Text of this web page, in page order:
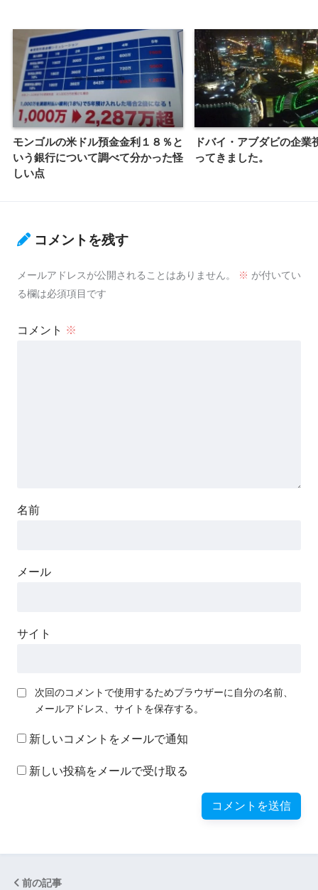
モンゴルの米ドル預金金利１８％と
いう銀行について調べて分かった怪
しい点
ドバイ・アブダビの企業
ってきました。
コメントを残す
メールアドレスが公開されることはありません。 ※ が付いてい
る欄は必須項目です
コメント ※
名前
メール
サイト
次回のコメントで使用するためブラウザーに自分の名前、
メールアドレス、サイトを保存する。
新しいコメントをメールで通知
新しい投稿をメールで受け取る
前の記事